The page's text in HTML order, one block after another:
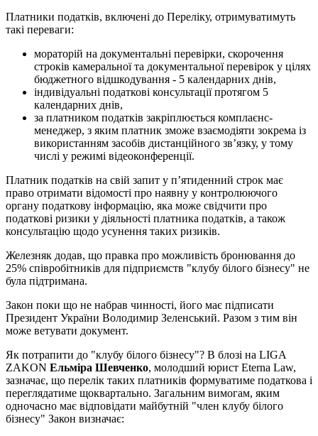
Платники податків, включені до Переліку, отримуватимуть
такі переваги:
мораторій на документальні перевірки, скорочення
строків камеральної та документальної перевірок у цілях
бюджетного відшкодування - 5 календарних днів,
індивідуальні податкові консультації протягом 5
календарних днів,
за платником податків закріплюється комплаєнс-
менеджер, з яким платник зможе взаємодіяти зокрема із
використанням засобів дистанційного зв’язку, у тому
числі у режимі відеоконференції.
Платник податків на свій запит у п’ятиденний строк має
право отримати відомості про наявну у контролюючого
органу податкову інформацію, яка може свідчити про
податкові ризики у діяльності платника податків, а також
консультацію щодо усунення таких ризиків.
Железняк додав, що правка про можливість бронювання до
25% співробітників для підприємств "клубу білого бізнесу" не
була підтримана.
Закон поки що не набрав чинності, його має підписати
Президент України Володимир Зеленський. Разом з тим він
може ветувати документ.
Як потрапити до "клубу білого бізнесу"? В блозі на LIGA
ZAKON Ельміра Шевченко, молодший юрист Eterna Law,
зазначає, що перелік таких платників формуватиме податкова і
переглядатиме щоквартально. Загальним вимогам, яким
одночасно має відповідати майбутній "член клубу білого
бізнесу" Закон визначає: